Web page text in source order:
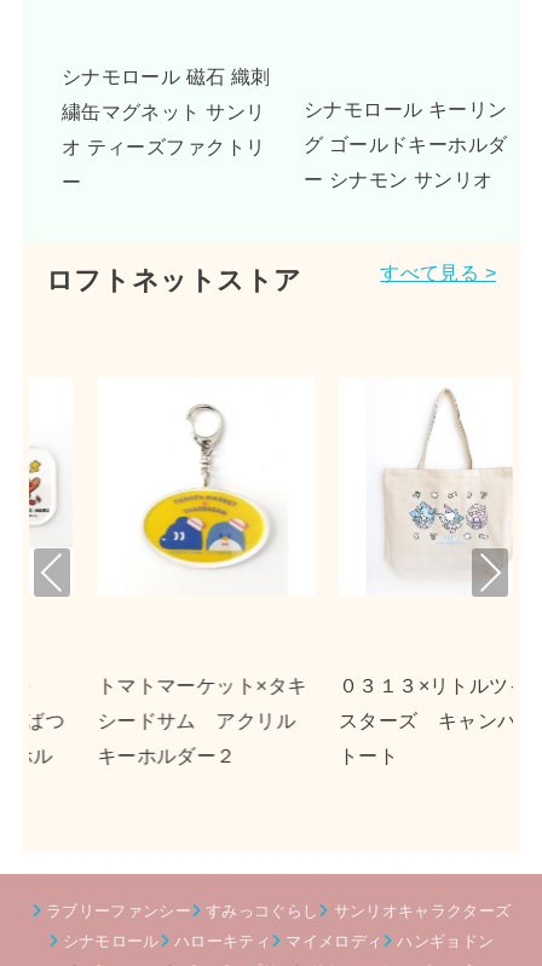
シナモロール キーリン
グ ゴールドキーホルダ
ー シナモン サンリオ
腕時計 グッズ ドリーミ
ーベージュ
ロフトネットストア すべて見る >
キ
ル
０３１３×リトルツイン
スターズ キャンバス
トート
ｎｓｎ×ポチャッコ ア
クリルキーホルダー２
Pre
Nex
ラブリーファンシー すみっコぐらし
サンリオキャラクターズ
シナモロール
ハローキティ マイメロディ
ハンギョドン